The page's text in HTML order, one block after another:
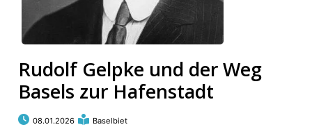
Rudolf Gelpke und der Weg
Basels zur Hafenstadt
08.01.2026 Baselbiet